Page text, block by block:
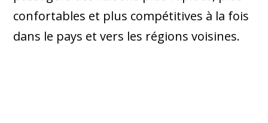
confortables et plus compétitives à la fois
dans le pays et vers les régions voisines.